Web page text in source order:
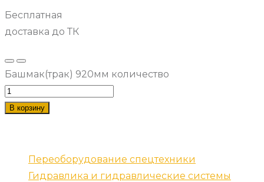
Бесплатная
доставка до ТК
Башмак(трак) 920мм количество
В корзину
Переоборудование спецтехники
Гидравлика и гидравлические системы